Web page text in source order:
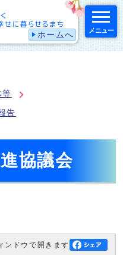
ホームへ メニュー
等
告
協議会
ンドウで開きます